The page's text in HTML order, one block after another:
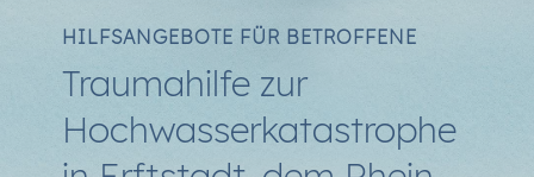
HILFSANGEBOTE FÜR BETROFFENE
Traumahilfe zur
Hochwasserkatastrophe